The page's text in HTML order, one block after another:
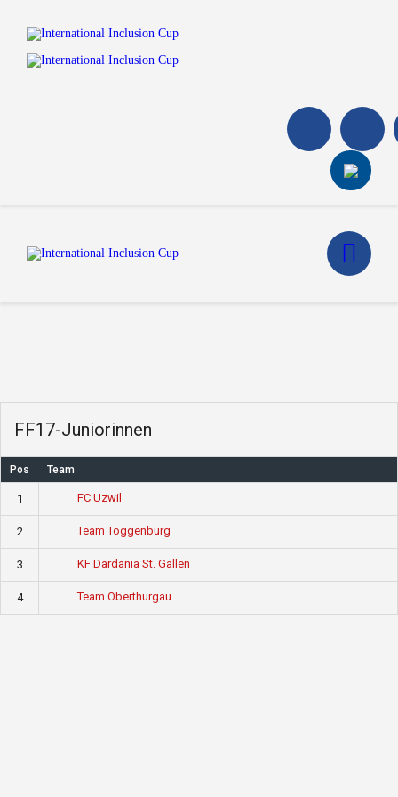
Walking Football Turnier
FF17-Juniorinnen
Pos Team
1 FC Uzwil
2 Team Toggenburg
3 KF Dardania St. Gallen
4 Team Oberthurgau